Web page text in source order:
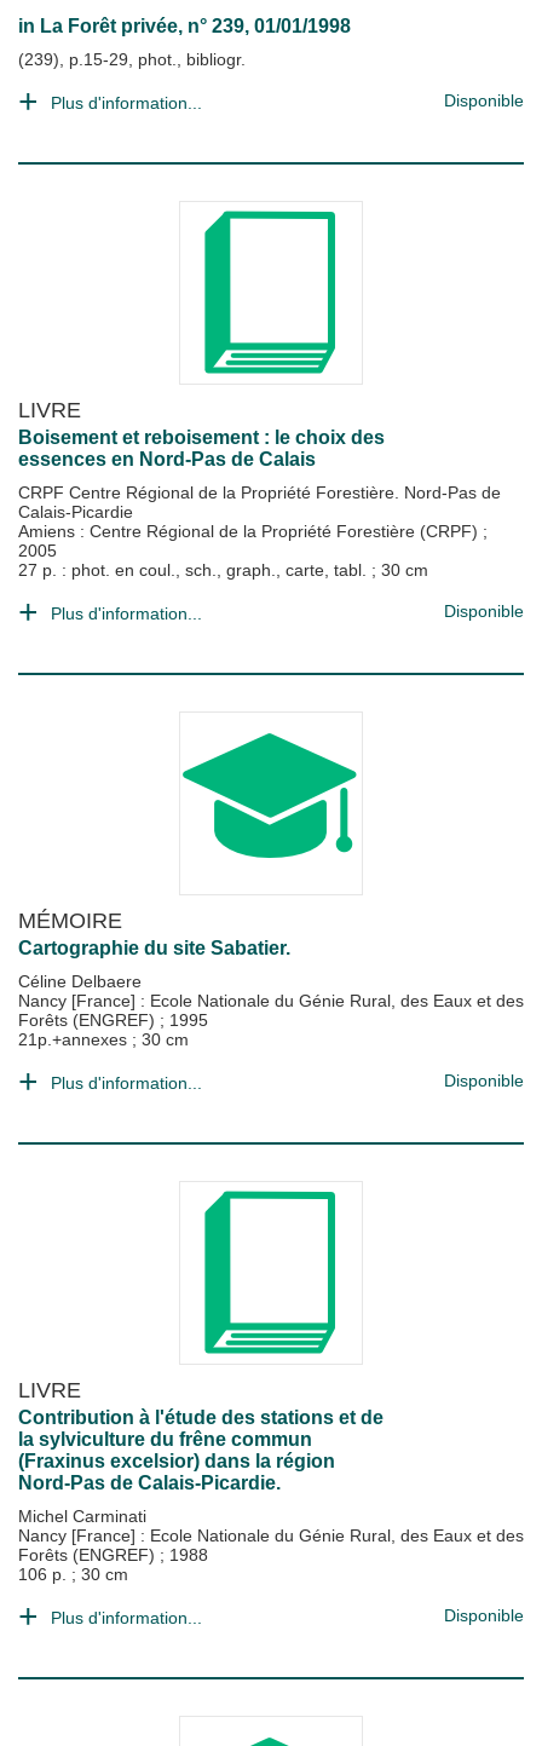
in La Forêt privée, n° 239, 01/01/1998
(239), p.15-29, phot., bibliogr.
Plus d'information... Disponible
LIVRE
Boisement et reboisement : le choix des
essences en Nord-Pas de Calais
CRPF Centre Régional de la Propriété Forestière. Nord-Pas de
Calais-Picardie
Amiens : Centre Régional de la Propriété Forestière (CRPF) ;
2005
27 p. : phot. en coul., sch., graph., carte, tabl. ; 30 cm
Plus d'information... Disponible
MÉMOIRE
Cartographie du site Sabatier.
Céline Delbaere
Nancy [France] : Ecole Nationale du Génie Rural, des Eaux et des
Forêts (ENGREF) ; 1995
21p.+annexes ; 30 cm
Plus d'information... Disponible
LIVRE
Contribution à l'étude des stations et de
la sylviculture du frêne commun
(Fraxinus excelsior) dans la région
Nord-Pas de Calais-Picardie.
Michel Carminati
Nancy [France] : Ecole Nationale du Génie Rural, des Eaux et des
Forêts (ENGREF) ; 1988
106 p. ; 30 cm
Plus d'information... Disponible